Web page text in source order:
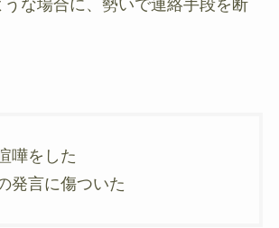
な場合に、勢いで連絡手段を断
嘩をした
発言に傷ついた